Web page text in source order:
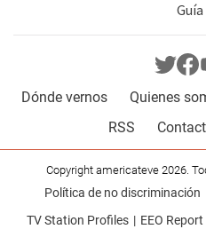
Guía
Dónde vernos Quienes
RSS
Copyright americateve 2026.
Política de no discriminación
TV Station Profiles
EEO